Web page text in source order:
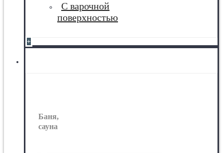
С варочной
поверхностью
+
Баня,
сауна